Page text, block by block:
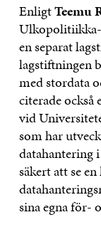
EnligtTeemu
en separat
lagstiftningen
med stordata
citerade
vid
som har
datahantering
säkert att se
sina egna för-